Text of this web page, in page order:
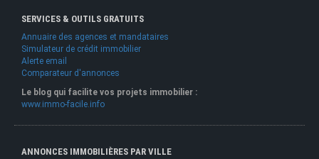
SERVICES & OUTILS GRATUITS
Annuaire des agences et mandataires
Simulateur de crédit immobilier
Alerte email
Comparateur d'annonces
Le blog qui facilite vos projets immobilier :
www.immo-facile.info
ANNONCES IMMOBILIÈRES PAR VILLE